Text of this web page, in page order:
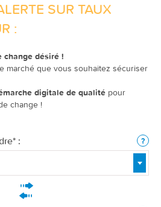
SUR TAUX
:
change désiré !
marché que vous souhaitez sécuriser
digitale de qualité pour
change !
: